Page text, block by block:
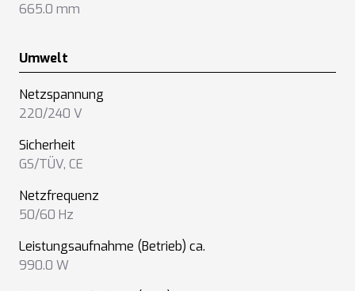
665.0 mm
Umwelt
Netzspannung
220/240 V
Sicherheit
GS/TÜV, CE
Netzfrequenz
50/60 Hz
Leistungsaufnahme (Betrieb) ca.
990.0 W